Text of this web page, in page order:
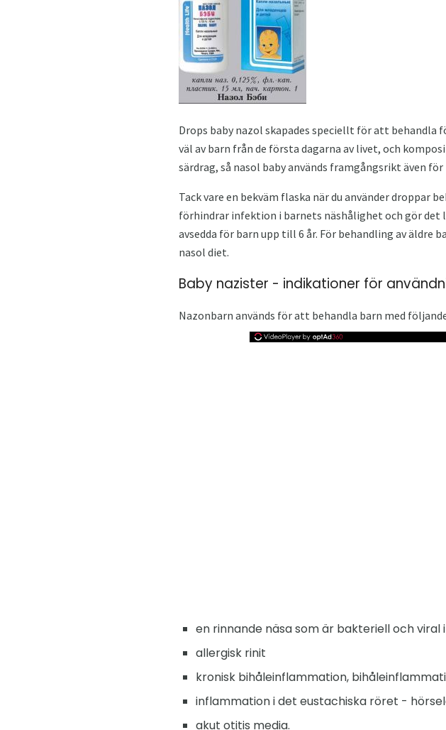
Drops baby nazol skapades speciellt för att behandla
väl av barn från de första dagarna av livet, och
särdrag, så nasol baby används framgångsrikt även
Tack vare en bekväm flaska när du använder droppar
förhindrar infektion i barnets näshålighet och gör
avsedda för barn upp till 6 år. För behandling av äldre
nasol diet.
Baby nazister - indikationer för
Nazonbarn används för att behandla barn med
en rinnande näsa som är bakteriell och viral
allergisk rinit
kronisk bihåleinflammation,
inflammation i det eustachiska röret -
akut otitis media.